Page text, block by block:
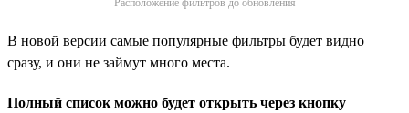
В новой версии самые популярные фильтры будет видно
сразу, и они не займут много места.
Полный список можно будет открыть через кнопку